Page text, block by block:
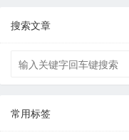
搜索文章
常用标签